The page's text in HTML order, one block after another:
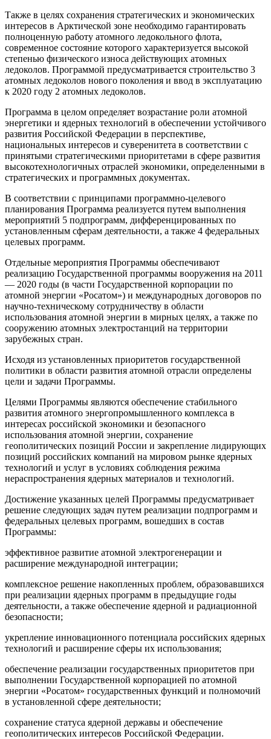
Также в целях сохранения стратегических и экономических
интересов в Арктической зоне необходимо гарантировать
полноценную работу атомного ледокольного флота,
современное состояние которого характеризуется высокой
степенью физического износа действующих атомных
ледоколов. Программой предусматривается строительство 3
атомных ледоколов нового поколения и ввод в эксплуатацию
к 2020 году 2 атомных ледоколов.
Программа в целом определяет возрастание роли атомной
энергетики и ядерных технологий в обеспечении устойчивого
развития Российской Федерации в перспективе,
национальных интересов и суверенитета в соответствии с
принятыми стратегическими приоритетами в сфере развития
высокотехнологичных отраслей экономики, определенными в
стратегических и программных документах.
В соответствии с принципами программно-целевого
планирования Программа реализуется путем выполнения
мероприятий 5 подпрограмм, дифференцированных по
установленным сферам деятельности, а также 4 федеральных
целевых программ.
Отдельные мероприятия Программы обеспечивают
реализацию Государственной программы вооружения на 2011
— 2020 годы (в части Государственной корпорации по
атомной энергии «Росатом») и международных договоров по
научно-техническому сотрудничеству в области
использования атомной энергии в мирных целях, а также по
сооружению атомных электростанций на территории
зарубежных стран.
Исходя из установленных приоритетов государственной
политики в области развития атомной отрасли определены
цели и задачи Программы.
Целями Программы являются обеспечение стабильного
развития атомного энергопромышленного комплекса в
интересах российской экономики и безопасного
использования атомной энергии, сохранение
геополитических позиций России и закрепление лидирующих
позиций российских компаний на мировом рынке ядерных
технологий и услуг в условиях соблюдения режима
нераспространения ядерных материалов и технологий.
Достижение указанных целей Программы предусматривает
решение следующих задач путем реализации подпрограмм и
федеральных целевых программ, вошедших в состав
Программы:
эффективное развитие атомной электрогенерации и
расширение международной интеграции;
комплексное решение накопленных проблем, образовавшихся
при реализации ядерных программ в предыдущие годы
деятельности, а также обеспечение ядерной и радиационной
безопасности;
укрепление инновационного потенциала российских ядерных
технологий и расширение сферы их использования;
обеспечение реализации государственных приоритетов при
выполнении Государственной корпорацией по атомной
энергии «Росатом» государственных функций и полномочий
в установленной сфере деятельности;
сохранение статуса ядерной державы и обеспечение
геополитических интересов Российской Федерации.